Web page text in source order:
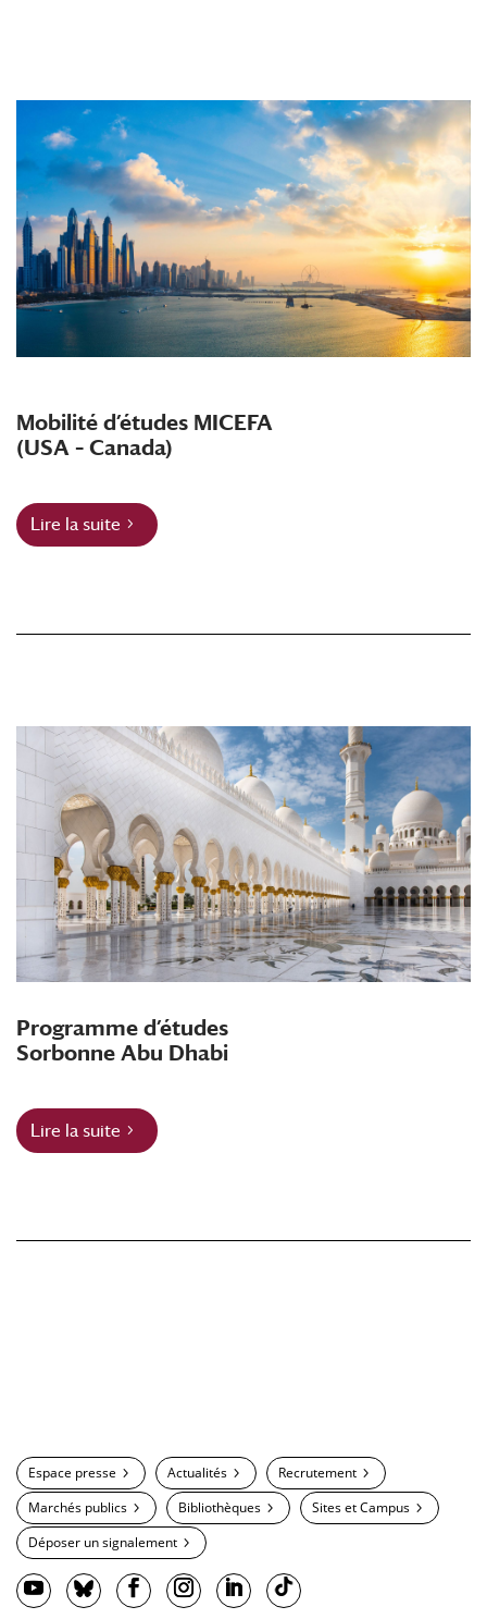
Mobilité d’études MICEFA
(USA – Canada)
Lire la suite
Programme d’études
Sorbonne Abu Dhabi
Lire la suite
Espace presse Actualités
Recrutement
Marchés publics
Bibliothèques
Sites et Campus
Déposer un signalement